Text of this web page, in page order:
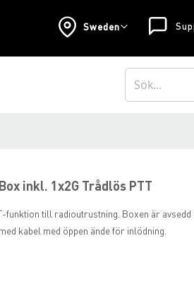
Sweden
inkl. 1x2G Trådlös PTT
till radioutrustning. Boxen är avsedd
kabel med öppen ände för inlödning.